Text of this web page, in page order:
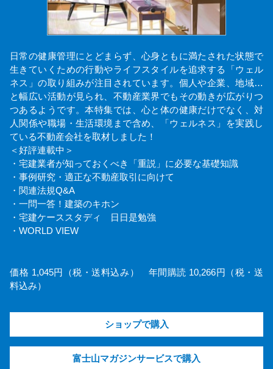
日常の健康管理にとどまらず、心身ともに満たされた状態で
生きていくための行動やライフスタイルを追求する「ウェル
ネス」の取り組みが注目されています。個人や企業、地域…
と幅広い活動が見られ、不動産業界でもその動きが広がりつ
つあるようです。本特集では、心と体の健康だけでなく、対
人関係や職場・生活環境まで含め、「ウェルネス」を実践し
ている不動産会社を取材しました！
＜好評連載中＞
・宅建業者が知っておくべき「重説」に必要な基礎知識
・事例研究・適正な不動産取引に向けて
・関連法規Q&A
・一問一答！建築のキホン
・宅建ケーススタディ 日日是勉強
・WORLD VIEW
価格 1,045円（税・送料込み） 年間購読 10,266円（税・送
料込み）
ショップで購入
富士山マガジンサービスで購入